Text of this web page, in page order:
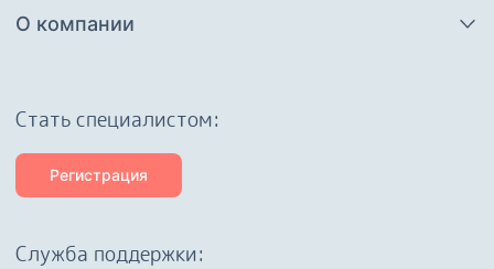
О компании
Cтать специалистом:
Регистрация
Служба поддержки: